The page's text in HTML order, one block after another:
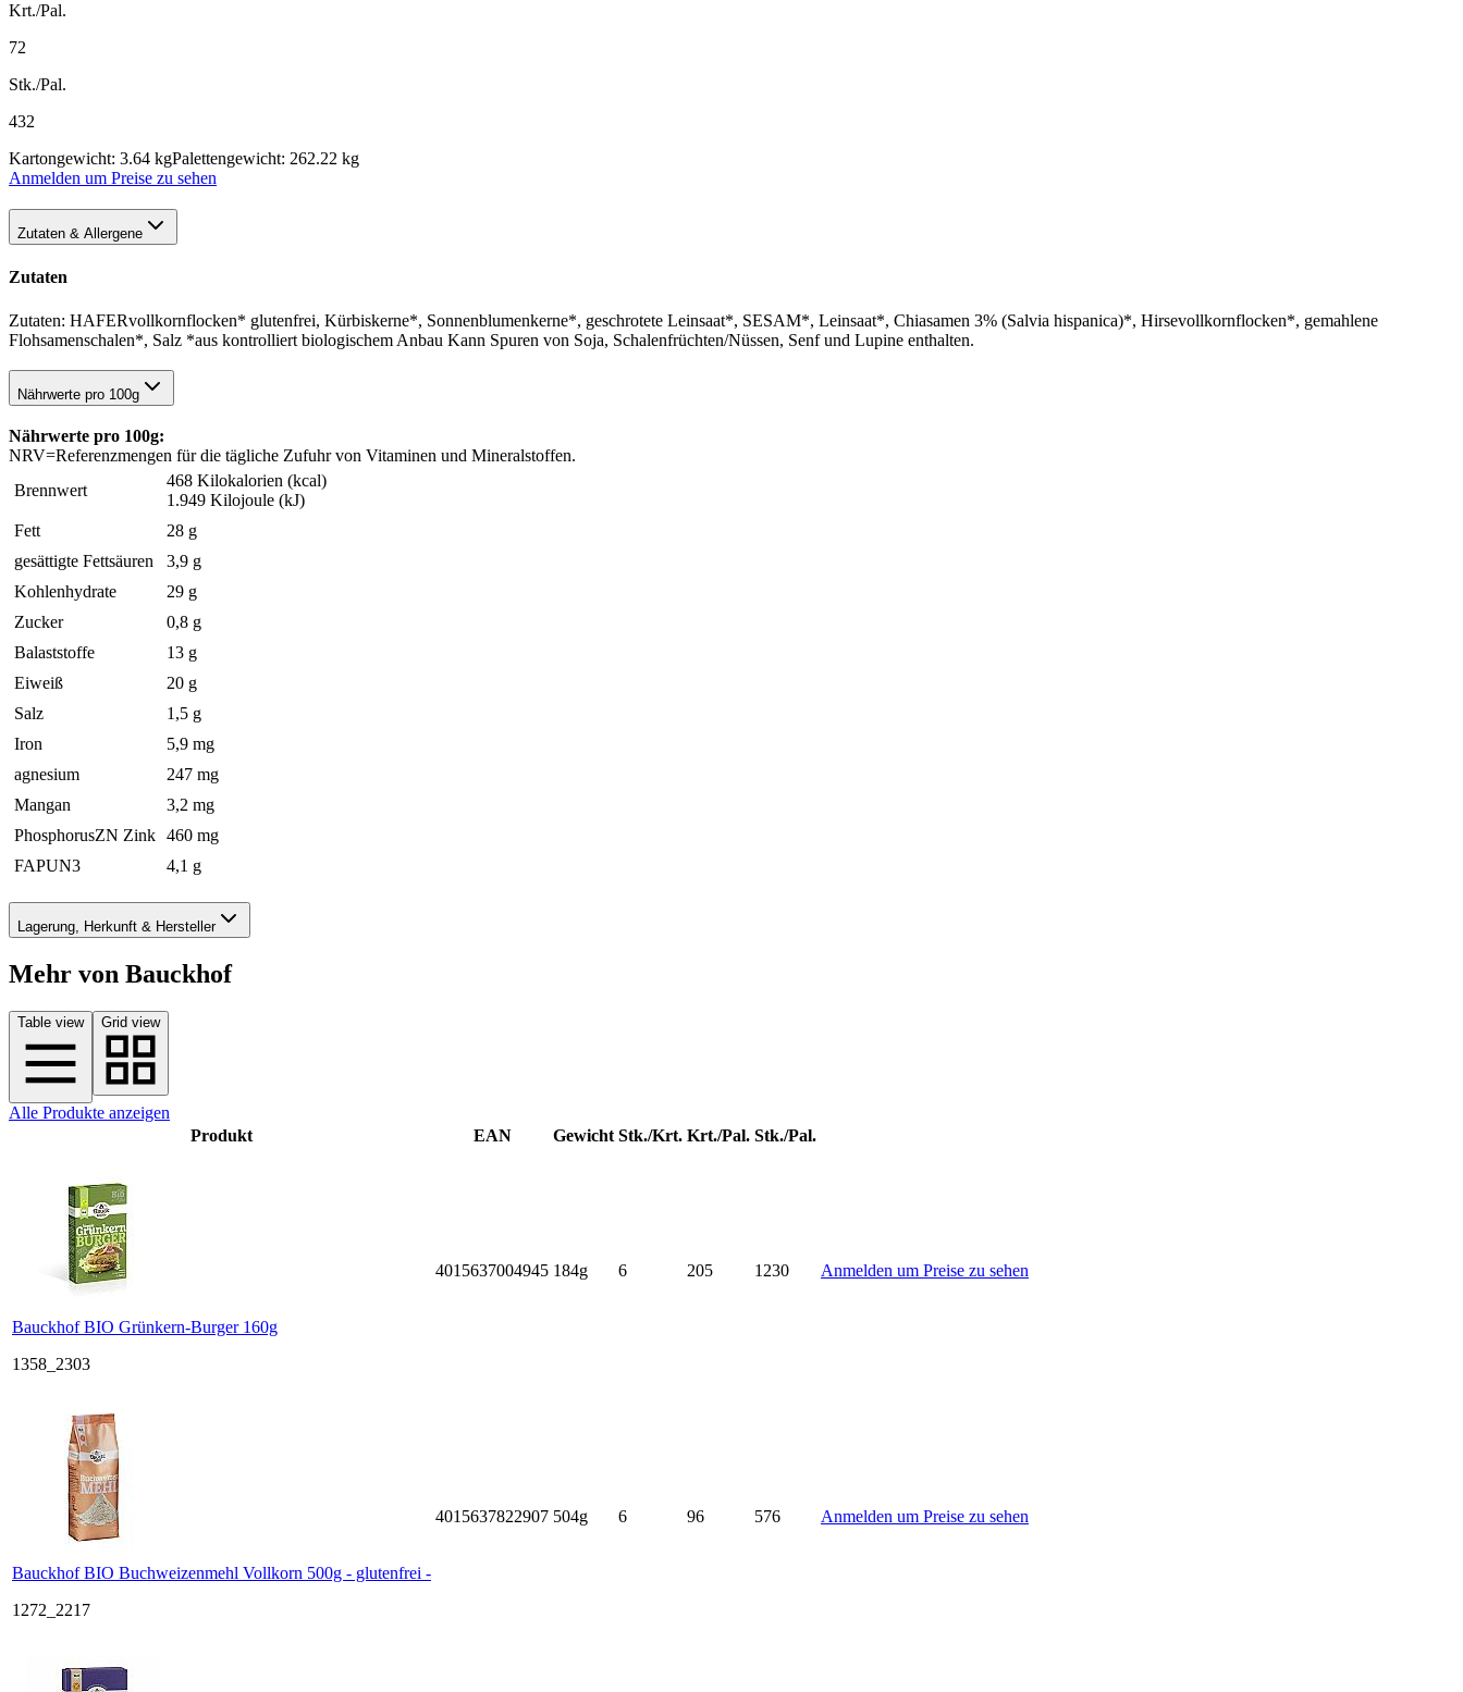
Krt./Pal.
72
Stk./Pal.
432
Kartongewicht: 3.64 kgPalettengewicht: 262.22 kg
Anmelden um Preise zu sehen
Zutaten & Allergene
Zutaten
Zutaten: HAFERvollkornflocken* glutenfrei, Kürbiskerne*, Sonnenblumenkerne*, geschrotete Leinsaat*, SESAM*, Leinsaat*, Chiasamen 3% (Salvia hispanica)*, Hirsevollkornflocken*, gemahlene
Flohsamenschalen*, Salz *aus kontrolliert biologischem Anbau Kann Spuren von Soja, Schalenfrüchten/Nüssen, Senf und Lupine enthalten.
Nährwerte pro 100g
Nährwerte pro 100g:
NRV=Referenzmengen für die tägliche Zufuhr von Vitaminen und Mineralstoffen.
Brennwert
468 Kilokalorien (kcal)
1.949 Kilojoule (kJ)
Fett
28 g
gesättigte Fettsäuren
3,9 g
Kohlenhydrate
29 g
Zucker
0,8 g
Balaststoffe
13 g
Eiweiß
20 g
Salz
1,5 g
Iron
5,9 mg
agnesium
247 mg
Mangan
3,2 mg
PhosphorusZN Zink 460 mg
FAPUN3
4,1 g
Lagerung, Herkunft & Hersteller
Mehr von Bauckhof
Table view Grid view
Alle Produkte anzeigen
Produkt
EAN Gewicht Stk./Krt. Krt./Pal. Stk./Pal.
Bauckhof BIO Grünkern-Burger 160g
1358_2303
4015637004945 184g 6 205 1230 Anmelden um Preise zu sehen
Bauckhof BIO Buchweizenmehl Vollkorn 500g - glutenfrei -
1272_2217
4015637822907 504g 6 96 576 Anmelden um Preise zu sehen